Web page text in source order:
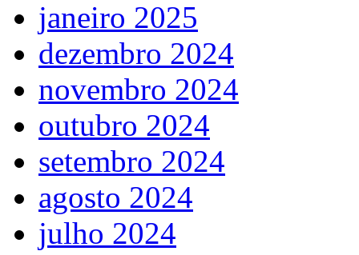
janeiro 2025
dezembro 2024
novembro 2024
outubro 2024
setembro 2024
agosto 2024
julho 2024